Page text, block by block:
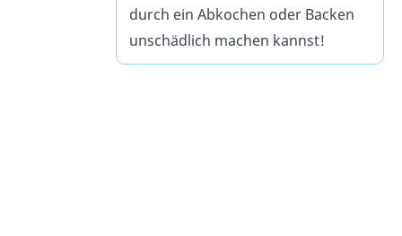
durch ein Abkochen oder Backen
unschädlich machen kannst!